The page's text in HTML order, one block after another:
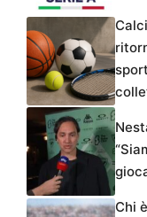
Chi